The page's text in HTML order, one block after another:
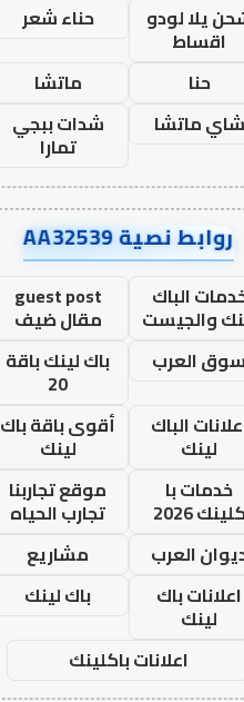
يلا لودو
اقساط
حناء شعر
حنا
ماتشا
شاي ماتشا
شدات ببجي
تمارا
روابط نصية AA32539
الباك
والجيست
guest post
مقال ضيف
سوق العرب
باك لينك باقة
20
الباك
لينك
أقوى باقة باك
لينك
خدمات با
2026
موقع تجاربنا
تجارب الحياه
العرب
مشاريع
اعلانات باك
لينك
باك لينك
اعلانات باكلينك